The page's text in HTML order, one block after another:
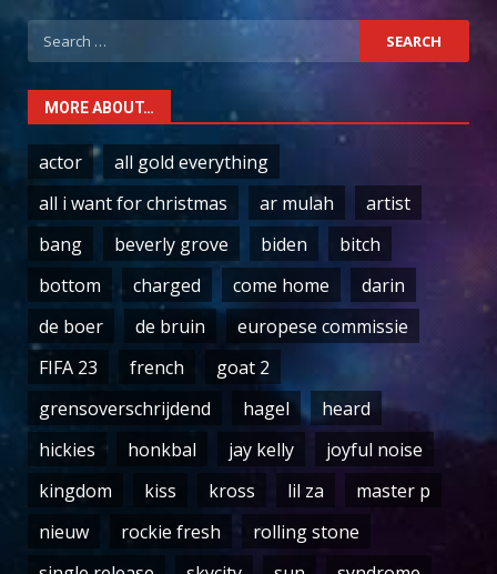
Search
for:
MORE ABOUT…
actor
all gold everything
all i want for christmas
ar mulah
artist
bang
beverly grove biden
bitch
bottom
charged come home
darin
de boer
de bruin
europese commissie
FIFA 23
french
goat 2
grensoverschrijdend
hagel
heard
hickies
honkbal jay kelly
joyful noise
kingdom
kiss kross lil za
master p
nieuw
rockie fresh
rolling stone